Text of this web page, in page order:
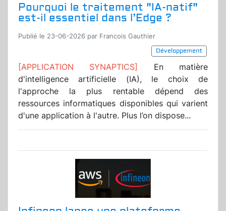
Pourquoi le traitement "IA-natif"
est-il essentiel dans l’Edge ?
Publié le 23-06-2026 par Francois Gauthier
Développement
[APPLICATION SYNAPTICS] En matière
d'intelligence artificielle (IA), le choix de
l'approche la plus rentable dépend des
ressources informatiques disponibles qui varient
d'une application à l'autre. Plus l’on dispose...